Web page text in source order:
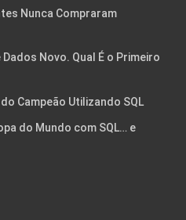
Nunca Compraram
Novo. Qual É o Primeiro
Campeão Utilizando SQL
do Mundo com SQL… e